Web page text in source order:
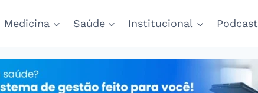
Medicina Saúde Institucional Podcast